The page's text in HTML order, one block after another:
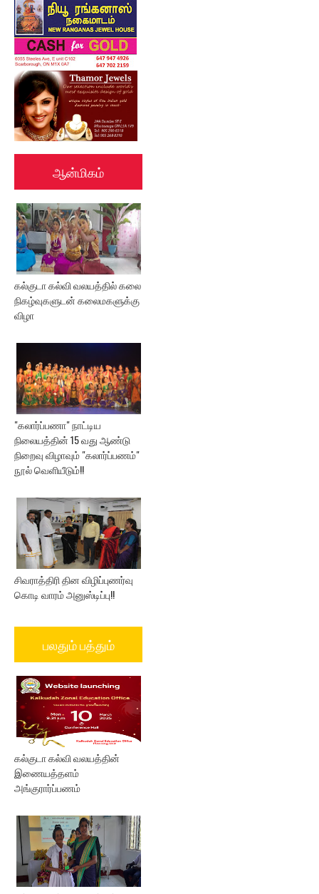
ஆன்மிகம்
கல்குடா கல்வி வலயத்தில் கலை
நிகழ்வுகளுடன் கலைமகளுக்கு
விழா
"கலார்ப்பணா" நாட்டிய
நிலையத்தின் 15 வது ஆண்டு
நிறைவு விழாவும் "கலார்ப்பணம்"
நூல் வெளியீடும்!!
சிவராத்திரி தின விழிப்புணர்வு
கொடி வாரம் அனுஸ்டிப்பு!!
பலதும் பத்தும்
கல்குடா கல்வி வலயத்தின்
இணையத்தளம்
அங்குரார்ப்பணம்